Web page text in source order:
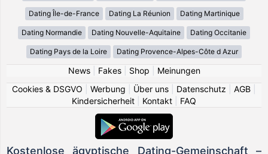
Dating Île-de-France Dating La Réunion Dating Martinique
Dating Normandie Dating Nouvelle-Aquitaine Dating Occitanie
Dating Pays de la Loire Dating Provence-Alpes-Côte d Azur
News| Fakes| Shop
Meinungen
Cookies & DSGVO
Werbung Über uns Datenschutz AGB
Kindersicherheit
Kontakt FAQ
Kostenlose ägyptische Dating-Gemeinschaft –